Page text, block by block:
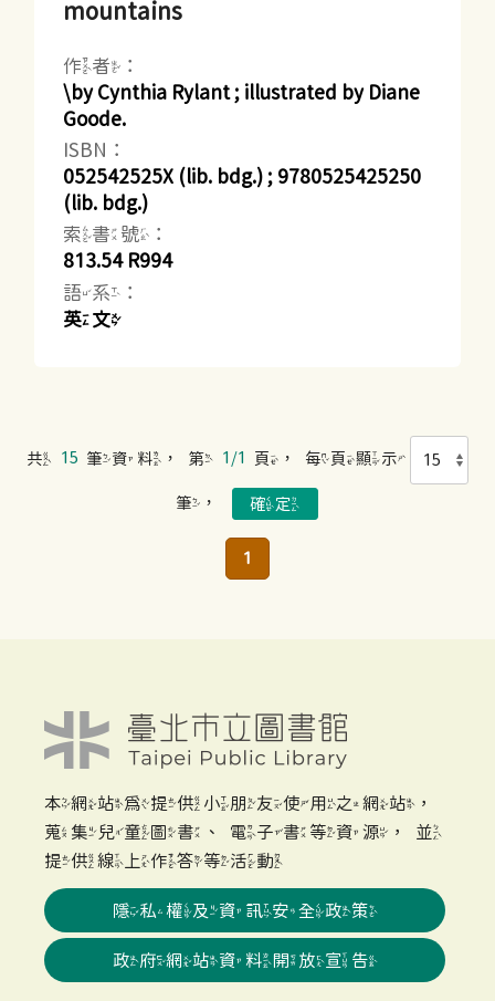
mountains
作者：
\by Cynthia Rylant ; illustrated by Diane
Goode.
ISBN：
052542525X (lib. bdg.) ; 9780525425250
(lib. bdg.)
索書號：
813.54 R994
語系：
英文
共 15 筆資料，第 1/1 頁，每頁顯示
筆，
1
本網站為提供小朋友使用之網站，
蒐集兒童圖書、電子書等資源，並
提供線上作答等活動
隱私權及資訊安全政策
政府網站資料開放宣告